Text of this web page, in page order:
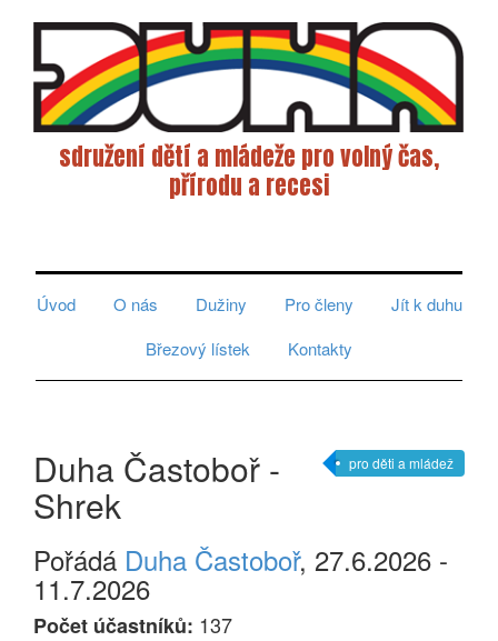
sdružení dětí a mládeže pro volný čas,
přírodu a recesi
Úvod
O nás Dužiny Pro členy
Jít k duhu
Březový lístek
Kontakty
pro děti a mládež
Duha Častoboř -
Shrek
Pořádá Duha Častoboř, 27.6.2026 -
11.7.2026
Počet účastníků: 137